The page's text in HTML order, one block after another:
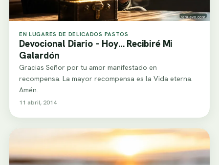
EN LUGARES DE DELICADOS PASTOS
Devocional Diario – Hoy… Recibiré Mi
Galardón
Gracias Señor por tu amor manifestado en
recompensa. La mayor recompensa es la Vida eterna.
Amén.
11 abril, 2014